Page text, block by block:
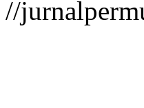
//